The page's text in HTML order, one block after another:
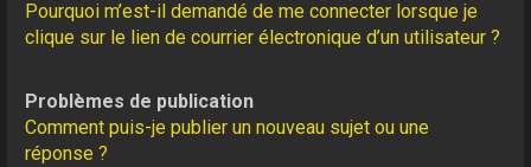
Pourquoi m’est-il demandé de me connecter lorsque je
clique sur le lien de courrier électronique d’un utilisateur ?
Problèmes de publication
Comment puis-je publier un nouveau sujet ou une
réponse ?